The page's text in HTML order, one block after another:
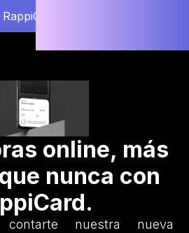
online, más
nunca con
nuestra nueva